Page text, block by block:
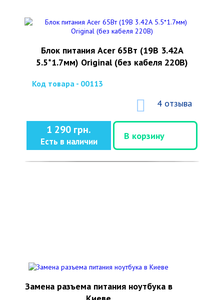
Блок питания Acer 65Вт (19В 3.42А
5.5*1.7мм) Original (без кабеля 220В)
Код товара - 00113
4 отзыва
1 290 грн.
Есть в наличии
В корзину
Замена разъема питания ноутбука в